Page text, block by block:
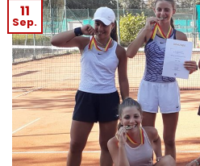
11
Sep.